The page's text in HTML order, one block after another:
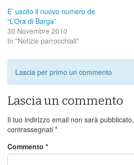
E’ uscito il nuovo numero de
“L’Ora di Barga”
30 Novembre 2010
In "Notizie parrocchiali"
Lascia per primo un commento
Lascia un commento
Il tuo indirizzo email non sarà pubblicato.
contrassegnati *
Commento *